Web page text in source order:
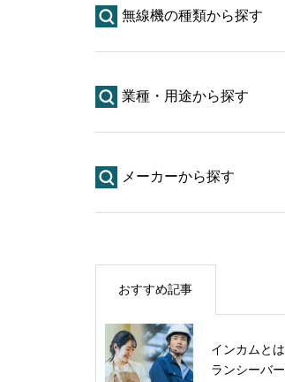
無線機の種類から探す
業種・用途から探す
メーカーから探す
おすすめ記事
インカムと
ランシーバ